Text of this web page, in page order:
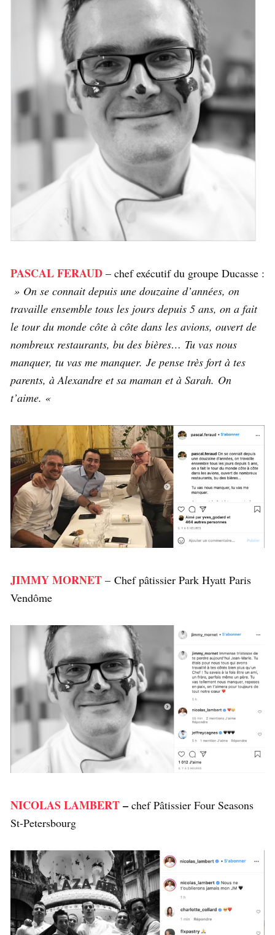
PASCAL FERAUD – chef exécutif du groupe Ducasse :
» On se connait depuis une douzaine d’années, on
travaille ensemble tous les jours depuis 5 ans, on a fait
le tour du monde côte à côte dans les avions, ouvert de
nombreux restaurants, bu des bières… Tu vas nous
manquer, tu vas me manquer. Je pense très fort à tes
parents, à Alexandre et sa maman et à Sarah. On
t’aime. «
JIMMY MORNET – Chef pâtissier Park Hyatt Paris
Vendôme
NICOLAS LAMBERT– chef Pâtissier Four Seasons
St-Petersbourg